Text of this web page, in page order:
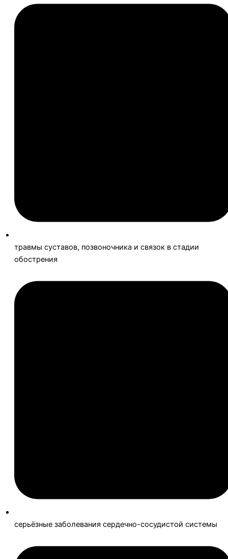
травмы суставов, позвоночника и связок в стадии
обострения
серьёзные заболевания сердечно-сосудистой системы